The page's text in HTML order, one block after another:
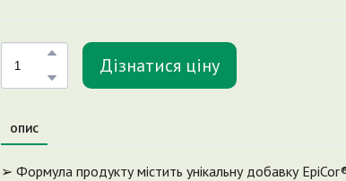
Дізнатися ціну
ОПИС
➢ Формула продукту містить унікальну добавку